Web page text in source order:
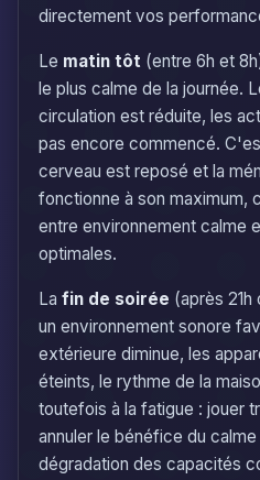
directement vos
Le matin tôt (entre 6h et
le plus calme de la journée.
circulation est réduite, les
pas encore commencé.
cerveau est reposé et la
fonctionne à son maximum,
entre environnement calme
optimales.
La fin de soirée (après
un environnement sonore
extérieure diminue, les
éteints, le rythme de la
toutefois à la fatigue : jouer
annuler le bénéfice du
dégradation des capacités